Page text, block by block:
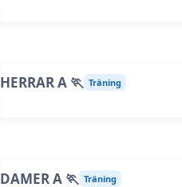
HERRAR A 🏃 Träning
DAMER A 🏃 Träning